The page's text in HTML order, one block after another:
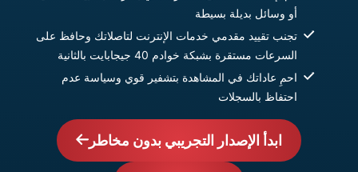
أو وسائل بديلة بسيطة
تجنب تقييد مقدمي خدمات الإنترنت لتاصلاتك وحافظ على
السرعات مستقرة بشبكة خوادم 40 جيجابايت بالثانية
احمِ عاداتك في المشاهدة بتشفير قوي وسياسة عدم
احتفاظ بالسجلات
ابدأ الإصدار التجريبي بدون مخاطر